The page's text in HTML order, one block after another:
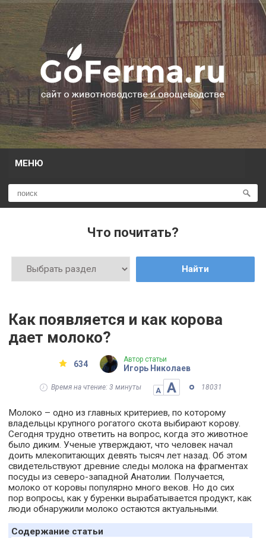
МЕНЮ
Что почитать?
Найти
Как появляется и как корова
дает молоко?
634 Автор статьи
Игорь Николаев
Время на чтение: 3 минуты А А 18031
Молоко – одно из главных критериев, по которому
владельцы крупного рогатого скота выбирают корову.
Сегодня трудно ответить на вопрос, когда это животное
было диким. Ученые утверждают, что человек начал
доить млекопитающих девять тысяч лет назад. Об этом
свидетельствуют древние следы молока на фрагментах
посуды из северо-западной Анатолии. Получается,
молоко от коровы популярно много веков. Но до сих
пор вопросы, как у буренки вырабатывается продукт, как
люди обнаружили молоко остаются актуальными.
Содержание статьи